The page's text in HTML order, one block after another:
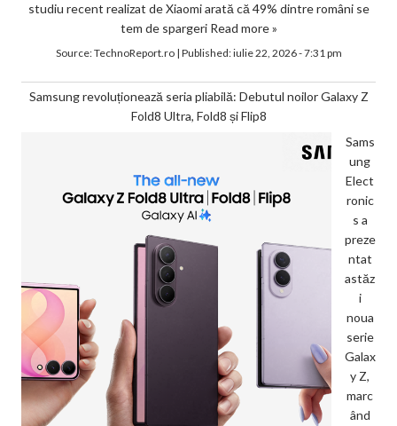
studiu recent realizat de Xiaomi arată că 49% dintre români se
tem de spargeri Read more »
Source:TechnoReport.ro| Published:iulie 22, 2026 - 7:31 pm
Samsung revoluționează seria pliabilă: Debutul noilor Galaxy Z
Fold8 Ultra, Fold8 și Flip8
Sams
ung
Elect
ronic
s a
preze
ntat
astăz
i
noua
serie
Galax
y Z,
marc
ând